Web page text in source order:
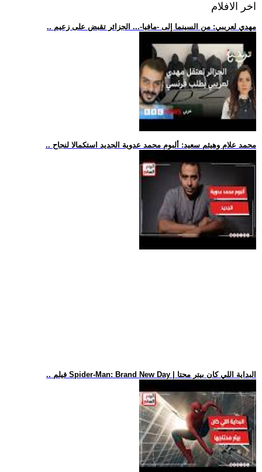
اخر الافلام
.. مهدي لعريبي: من السينما إلى -مافيا-... الجزائر تقبض على زعيم
.. محمد علام وهيثم سعيد: ألبوم محمد عدوية الجديد استكمالا لنجاح
.. فيلم Spider-Man: Brand New Day | البداية اللي كان بيتر محتا